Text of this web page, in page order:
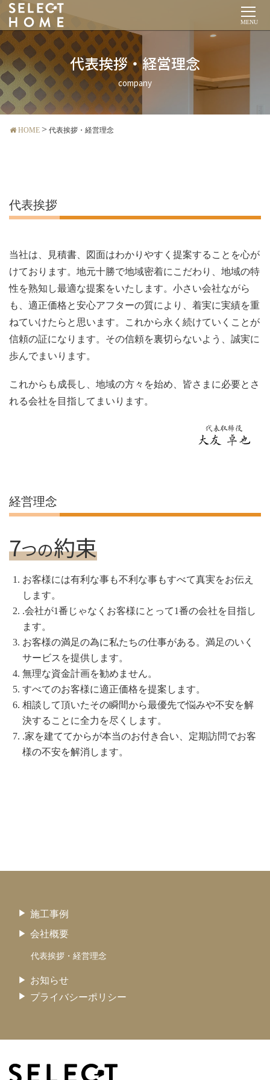
MENU
代表挨拶・経営理念
company
HOME 代表挨拶・経営理念
代表挨拶
当社は、見積書、図面はわかりやすく提案することを心が
けております。地元十勝で地域密着にこだわり、地域の特
性を熟知し最適な提案をいたします。小さい会社ながら
も、適正価格と安心アフターの質により、着実に実績を重
ねていけたらと思います。これから永く続けていくことが
信頼の証になります。その信頼を裏切らないよう、誠実に
歩んでまいります。
これからも成長し、地域の方々を始め、皆さまに必要とさ
れる会社を目指してまいります。
経営理念
7つの約束
お客様には有利な事も不利な事もすべて真実をお伝え
します。
.会社が1番じゃなくお客様にとって1番の会社を目指し
ます。
お客様の満足の為に私たちの仕事がある。満足のいく
サービスを提供します。
無理な資金計画を勧めません。
すべてのお客様に適正価格を提案します。
相談して頂いたその瞬間から最優先で悩みや不安を解
決することに全力を尽くします。
.家を建ててからが本当のお付き合い、定期訪問でお客
様の不安を解消します。
施工事例
会社概要
代表挨拶・経営理念
お知らせ
プライバシーポリシー